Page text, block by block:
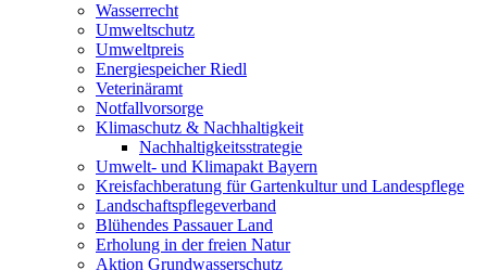
Wasserrecht
Umweltschutz
Umweltpreis
Energiespeicher Riedl
Veterinäramt
Notfallvorsorge
Klimaschutz & Nachhaltigkeit
Nachhaltigkeitsstrategie
Umwelt- und Klimapakt Bayern
Kreisfachberatung für Gartenkultur und Landespflege
Landschaftspflegeverband
Blühendes Passauer Land
Erholung in der freien Natur
Aktion Grundwasserschutz